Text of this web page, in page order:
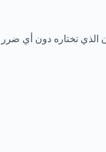
الذي تختاره دون أي